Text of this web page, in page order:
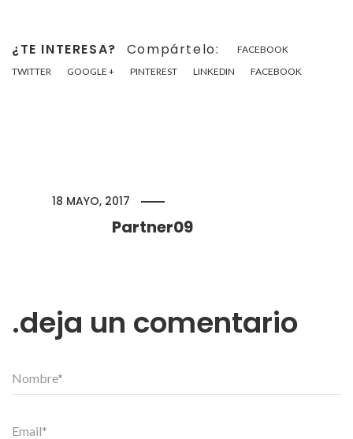
¿TE INTERESA? Compártelo:
FACEBOOK
TWITTER
GOOGLE + PINTEREST LINKEDIN FACEBOOK
18 MAYO, 2017
Partner09
deja un comentario